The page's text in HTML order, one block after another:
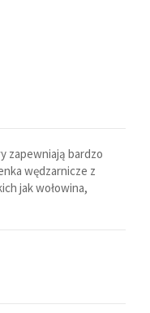
zapewniają bardzo
wędzarnicze z
jak wołowina,